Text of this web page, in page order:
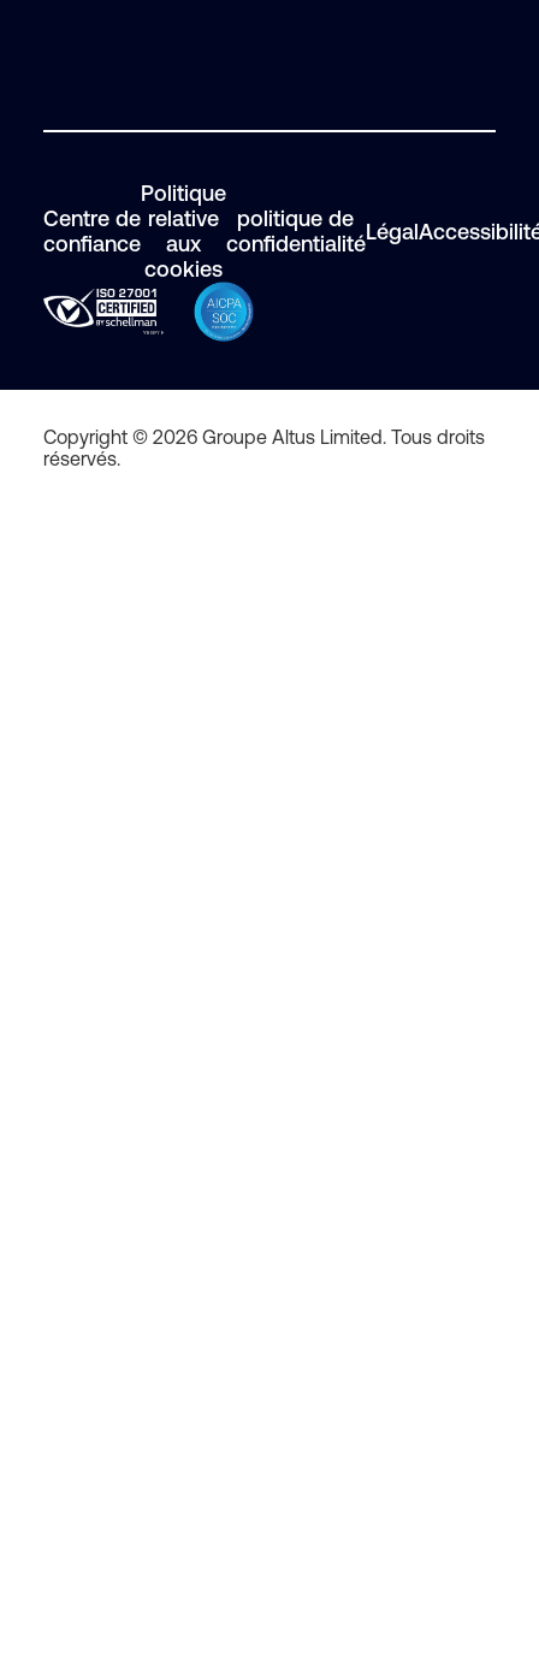
Centre de
confiance
Politique
relative
aux
cookies
politique de
confidentialitéLégal
Copyright © 2026 Groupe Altus Limited. Tous droits
réservés.